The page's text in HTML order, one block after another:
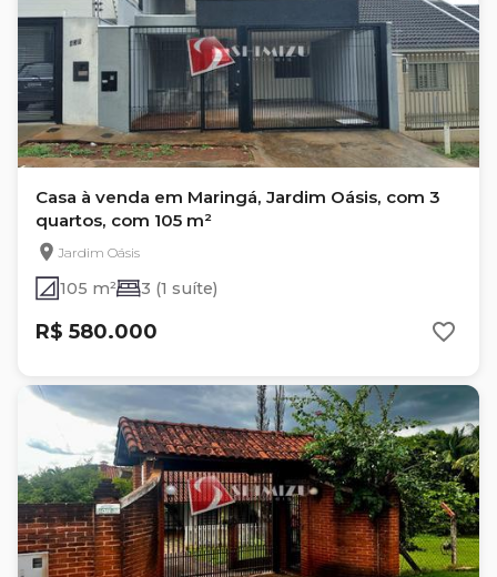
Casa à venda em Maringá, Jardim Oásis, com 3
quartos, com 105 m²
Jardim Oásis
105 m² 3 (1 suíte)
R$ 580.000